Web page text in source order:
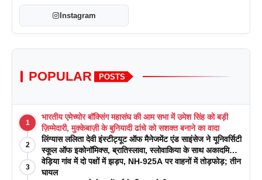
Instagram
POPULAR POSTS
1
भारतीय एमेच्योर बॉक्सिंग महासंघ की आम सभा में उमेश सिंह को बड़ी
ज़िम्मेदारी, मुक्केबाज़ी के बुनियादी ढांचे को सशक्त बनाने का वादा
2
लिंग्यास ललिता देवी इंस्टीट्यूट ऑफ मैनेजमेंट एंड साइंसेज ने यूनिवर्सिटी
स्कूल ऑफ इकोनॉमिक्स, ब्रातिस्लावा, स्लोवाकिया के साथ अकादमिक
पत्रिकाओं में प्रकाशन रणनीतियों पर एक दिवसीय कार्यशाला का
आयोजन किया
3
वेड़िया गांव में दो पक्षों में झड़प, NH-925A पर वाहनों में तोड़फोड़; तीन
घायल